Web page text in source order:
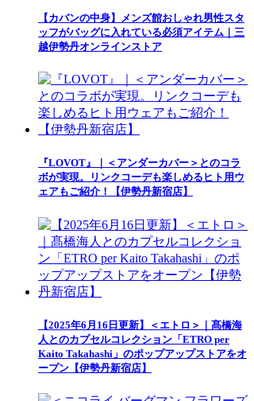
【カバンの中身】メンズ館おしゃれ男性スタ
ッフがバッグに入れている必須アイテム｜三
越伊勢丹オンラインストア
『LOVOT』｜＜アンダーカバー＞とのコラ
ボが実現。リンクコーデも楽しめるヒト用ウ
ェアもご紹介！【伊勢丹新宿店】
【2025年6月16日更新】＜エトロ＞｜髙橋海
人とのカプセルコレクション「ETRO per
Kaito Takahashi」のポップアップストアをオ
ープン【伊勢丹新宿店】